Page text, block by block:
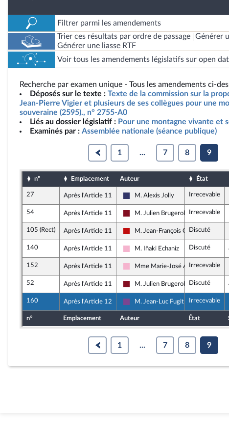
Filtrer parmi les amendements
Trier ces résultats par ordre de passage
Générer
Générer une liasse RTF
Voir tous les amendements législatifs sur open
Recherche par examen unique - Tous les amendements ci-
Déposés sur le texte : Texte de la commission sur la
Jean-Pierre Vigier et plusieurs de ses collègues pour une
souveraine (2595)., n° 2755-A0
Liés au dossier législatif : Pour une montagne vivante et
Examinés par : Assemblée nationale (séance publique)
1 ... 7 8 9
n° Emplacement Auteur État
27 Après l'Article 11
Rassemblement National
M. Alexis Jolly Irrecevable
54 Après l'Article 11
Gauche Démocrate et Républicaine
M. Julien BrugerollesIrrecevable
105 (Rect) Après l'Article 11
La France insoumise - Nouveau
M. Jean-François Coulomme
Discuté
140 Après l'Article 11
Socialistes et apparentés
M. Iñaki Echaniz Discuté
152 Après l'Article 11
Socialistes et apparentés
Mme Marie-José Allemand
Irrecevable
52 Après l'Article 11
Gauche Démocrate et Républicaine
M. Julien BrugerollesDiscuté
160 Après l'Article 12
Ensemble pour la République
M. Jean-Luc Fugit Irrecevable
n° Emplacement Auteur État
1 ... 7 8 9